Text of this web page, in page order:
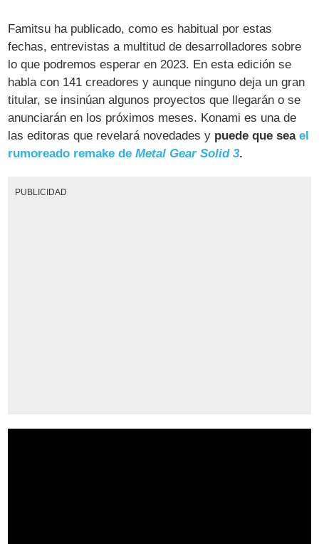
Famitsu ha publicado, como es habitual por estas
fechas, entrevistas a multitud de desarrolladores sobre
lo que podremos esperar en 2023. En esta edición se
habla con 141 creadores y aunque ninguno deja un gran
titular, se insinúan algunos proyectos que llegarán o se
anunciarán en los próximos meses. Konami es una de
las editoras que revelará novedades y puede que seael
rumoreado remake deMetal Gear Solid 3.
PUBLICIDAD